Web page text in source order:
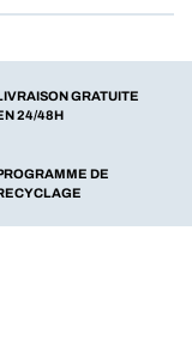
GRATUITE
24/48H
DE